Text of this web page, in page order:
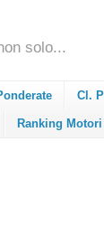
solo...
Cl.
Ranking Motori